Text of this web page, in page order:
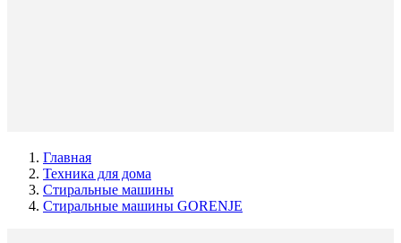
Главная
Техника для дома
Стиральные машины
Стиральные машины GORENJE